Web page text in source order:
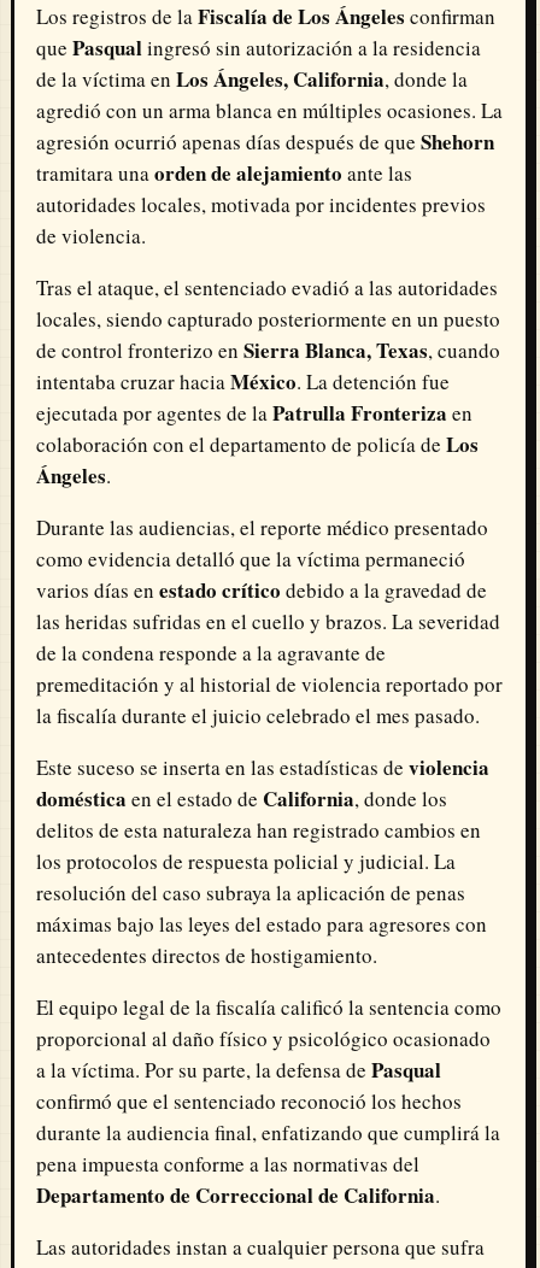
Los registros de laFiscalía de Los Ángeles confirman
que Pasqualingresó sin autorización a la residencia
de la víctima en Los Ángeles, California, donde la
agredió con un arma blanca en múltiples ocasiones. La
agresión ocurrió apenas días después de que Shehorn
tramitara unaorden de alejamiento ante las
autoridades locales, motivada por incidentes previos
de violencia.
Tras el ataque, el sentenciado evadió a las autoridades
locales, siendo capturado posteriormente en un puesto
de control fronterizo en Sierra Blanca, Texas, cuando
intentaba cruzar haciaMéxico. La detención fue
ejecutada por agentes de laPatrulla Fronteriza en
colaboración con el departamento de policía de Los
Ángeles.
Durante las audiencias, el reporte médico presentado
como evidencia detalló que la víctima permaneció
varios días en estado crítico debido a la gravedad de
las heridas sufridas en el cuello y brazos. La severidad
de la condena responde a la agravante de
premeditación y al historial de violencia reportado por
la fiscalía durante el juicio celebrado el mes pasado.
Este suceso se inserta en las estadísticas de violencia
doméstica en el estado de California, donde los
delitos de esta naturaleza han registrado cambios en
los protocolos de respuesta policial y judicial. La
resolución del caso subraya la aplicación de penas
máximas bajo las leyes del estado para agresores con
antecedentes directos de hostigamiento.
El equipo legal de la fiscalía calificó la sentencia como
proporcional al daño físico y psicológico ocasionado
a la víctima. Por su parte, la defensa de Pasqual
confirmó que el sentenciado reconoció los hechos
durante la audiencia final, enfatizando que cumplirá la
pena impuesta conforme a las normativas del
Departamento de Correccional de California.
Las autoridades instan a cualquier persona que sufra